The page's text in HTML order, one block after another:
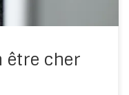
être cher